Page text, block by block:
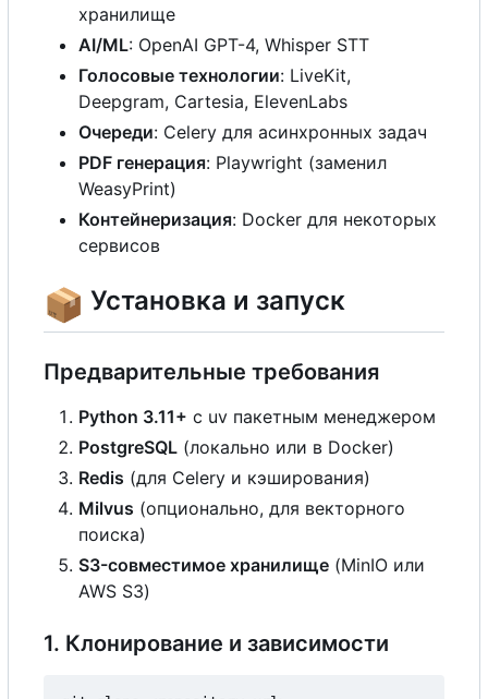
хранилище
AI/ML: OpenAI GPT-4, Whisper STT
Голосовые технологии: LiveKit,
Deepgram, Cartesia, ElevenLabs
Очереди: Celery для асинхронных задач
PDF генерация: Playwright (заменил
WeasyPrint)
Контейнеризация: Docker для некоторых
сервисов
📦 Установка и запуск
Предварительные требования
Python 3.11+ с uv пакетным менеджером
PostgreSQL (локально или в Docker)
Redis (для Celery и кэширования)
Milvus (опционально, для векторного
поиска)
S3-совместимое хранилище (MinIO или
AWS S3)
1. Клонирование и зависимости